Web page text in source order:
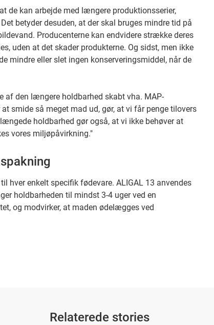
de kan arbejde med længere produktionsserier,
betyder desuden, at der skal bruges mindre tid på
Producenterne kan endvidere strække deres
uden at det skader produkterne. Og sidst, men ikke
mindre eller slet ingen konserveringsmiddel, når de
den længere holdbarhed skabt vha. MAP-
smide så meget mad ud, gør, at vi får penge tilovers
holdbarhed gør også, at vi ikke behøver at
vores miljøpåvirkning."
hver enkelt specifik fødevare. ALIGAL 13 anvendes
holdbarheden til mindst 3-4 uger ved en
og modvirker, at maden ødelægges ved
Relaterede stories